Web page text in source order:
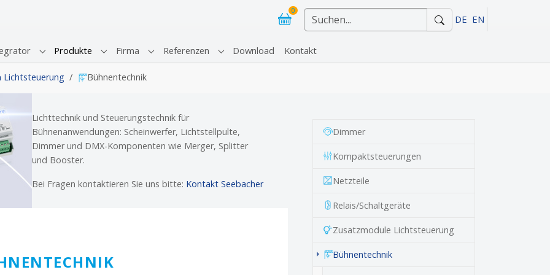
0
DE EN
Submenu for "Systemintegrator"
Produkte Submenu for "Produkte"
Firma Submenu for "Firma"
Referenzen Submenu for "Referenzen"
Download Kontakt
Lichtsteuerung Bühnentechnik
Lichttechnik und Steuerungstechnik für
Bühnenanwendungen: Scheinwerfer, Lichtstellpulte,
Dimmer und DMX-Komponenten wie Merger, Splitter
und Booster.
Bei Fragen kontaktieren Sie uns bitte: Kontakt Seebacher
Dimmer
Kompaktsteuerungen
Netzteile
Relais/Schaltgeräte
Zusatzmodule Lichtsteuerung
Bühnentechnik(current)